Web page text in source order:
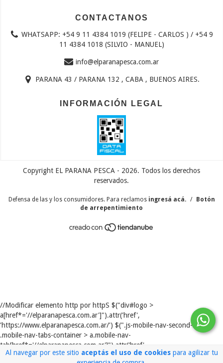
Al navegar por este sitio aceptás el uso de cookiespara agilizar tu
CONTACTANOS
WHATSAPP: +54 9 11 4384 1019 (FELIPE - CARLOS ) / +54 9
11 4384 1018 (SILVIO - MANUEL)
info@elparanapesca.com.ar
PARANA 43 / PARANA 132 , CABA , BUENOS AIRES.
INFORMACIÓN LEGAL
Copyright EL PARANA PESCA - 2026. Todos los derechos
reservados.
Defensa de las y los consumidores. Para reclamos ingresá acá. /
Botón
de arrepentimiento
//Modificar elemento http por httpS $("div#logo >
a[href*='//elparanapesca.com.ar']").attr('href',
'https://www.elparanapesca.com.ar/') $(".js-mobile-nav-second-row >
.mobile-nav-tabs-container > a.mobile-nav-
tab[href*='//elparanapesca.com.ar']").attr('href',
'https://www.elparanapesca.com.ar/') $("a#no-